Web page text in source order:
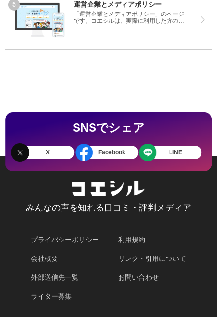
運営企業とメディアポリシー
「運営企業とメディアポリシー」のページ
です。コエシルは、実際に利用した方の口
なく、悪い口コミもしっかり掲載している
SNSでシェア
X Facebook LINE
みんなの声を知れる口コミ・評判メディア
プライバシーポリシー 利用規約
会社概要 リンク・引用について
外部送信先一覧 お問い合わせ
ライター募集